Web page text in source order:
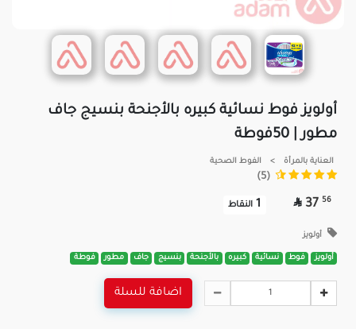
أولويز فوط نسائية كبيره بالأجنحة بنسيج جاف
مطور | 50فوطة
العناية بالمرأة > الفوط الصحية
(5)
56
37

1 النقاط
أولويز
أولويز فوط نسائية كبيره بالأجنحة بنسيج جاف مطور فوطة
اضافة للسلة